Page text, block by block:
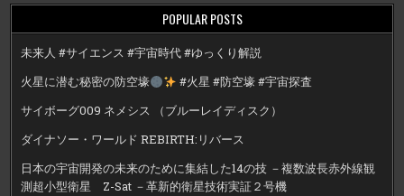
POPULAR POSTS
未来人 #サイエンス #宇宙時代 #ゆっくり解説
火星に潜む秘密の防空壕
#火星 #防空壕 #宇宙探査
サイボーグ009 ネメシス （ブルーレイディスク）
ダイナソー・ワールド REBIRTH:リバース
日本の宇宙開発の未来のために集結した14の技 －複数波長赤外線観
測超小型衛星 Z-Sat －革新的衛星技術実証２号機